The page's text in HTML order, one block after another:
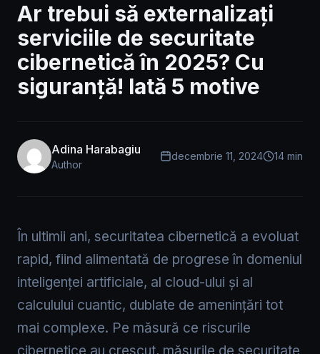
Ar trebui să externalizați
serviciile de securitate
cibernetică în 2025? Cu
siguranță! Iată 5 motive
Adina Harabagiu
Author
decembrie 11, 2024 14 min
În ultimii ani, securitatea cibernetică a evoluat
rapid, fiind alimentată de progrese în domeniul
inteligenței artificiale, al cloud-ului și al
calculului cuantic, dublate de amenințări tot
mai complexe. Pe măsură ce riscurile